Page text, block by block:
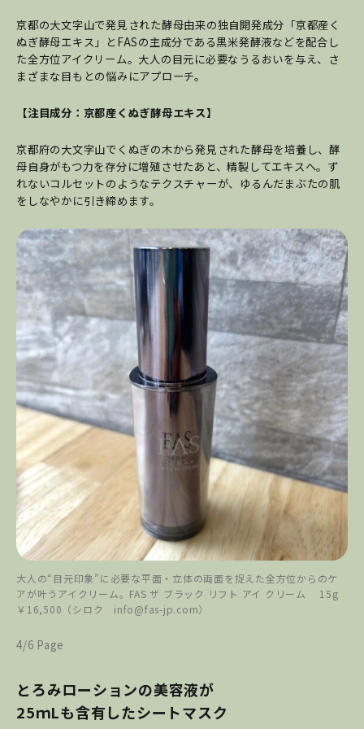
京都の大文字山で発見された酵母由来の独自開発成分「京都産く
ぬぎ酵母エキス」とFASの主成分である黒米発酵液などを配合し
た全方位アイクリーム。大人の目元に必要なうるおいを与え、さ
まざまな目もとの悩みにアプローチ。
【注目成分：京都産くぬぎ酵母エキス】
京都府の大文字山でくぬぎの木から発見された酵母を培養し、酵
母自身がもつ力を存分に増殖させたあと、精製してエキスへ。ず
れないコルセットのようなテクスチャーが、ゆるんだまぶたの肌
をしなやかに引き締めます。
大人の“目元印象”に必要な平面・立体の両面を捉えた全方位からのケ
アが叶うアイクリーム。FAS ザ ブラック リフト アイ クリーム 15g
￥16,500（シロク info@fas-jp.com）
4/6 Page
とろみローションの美容液が
25ｍLも含有したシートマスク